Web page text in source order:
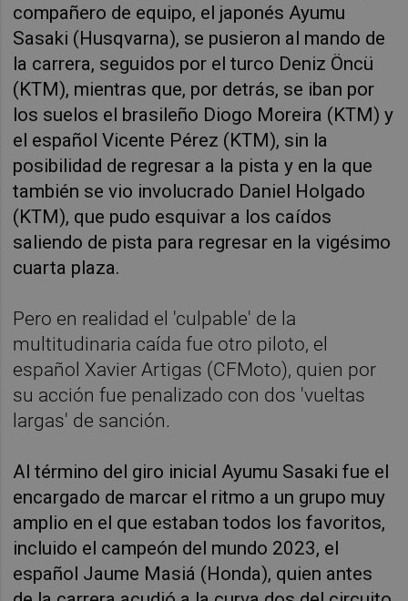
compañero de equipo, el japonés Ayumu
Sasaki (Husqvarna), se pusieron al mando de
la carrera, seguidos por el turco Deniz Öncü
(KTM), mientras que, por detrás, se iban por
los suelos el brasileño Diogo Moreira (KTM) y
el español Vicente Pérez (KTM), sin la
posibilidad de regresar a la pista y en la que
también se vio involucrado Daniel Holgado
(KTM), que pudo esquivar a los caídos
saliendo de pista para regresar en la vigésimo
cuarta plaza.
Pero en realidad el 'culpable' de la
multitudinaria caída fue otro piloto, el
español Xavier Artigas (CFMoto), quien por
su acción fue penalizado con dos 'vueltas
largas' de sanción.
Al término del giro inicial Ayumu Sasaki fue el
encargado de marcar el ritmo a un grupo muy
amplio en el que estaban todos los favoritos,
incluido el campeón del mundo 2023, el
español Jaume Masiá (Honda), quien antes